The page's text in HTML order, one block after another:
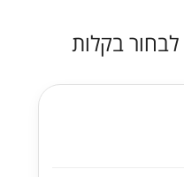
בקלות